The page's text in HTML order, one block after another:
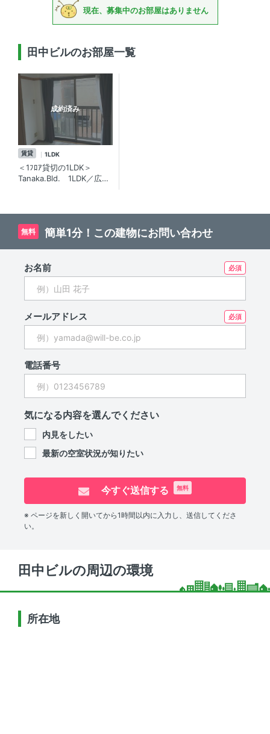
現在、募集中のお部屋はありません
田中ビルのお部屋一覧
成約済み
賃貸 1LDK
＜1ﾌﾛｱ貸切の1LDK＞
Tanaka.Bld. 1LDK／広々
無料 簡単1分！この建物にお問い合わせ
お名前
メールアドレス
電話番号
気になる内容を選んでください
内見をしたい
最新の空室状況が知りたい
今すぐ送信する 無料
※ ページを新しく開いてから1時間以内に入力し、送信してくださ
い。
田中ビルの周辺の環境
所在地